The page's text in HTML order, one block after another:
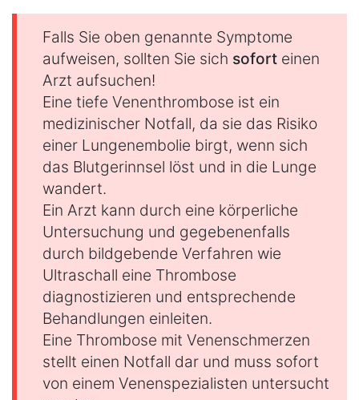
Falls Sie oben genannte Symptome
aufweisen, sollten Sie sich sofort einen
Arzt aufsuchen!
Eine tiefe Venenthrombose ist ein
medizinischer Notfall, da sie das Risiko
einer Lungenembolie birgt, wenn sich
das Blutgerinnsel löst und in die Lunge
wandert.
Ein Arzt kann durch eine körperliche
Untersuchung und gegebenenfalls
durch bildgebende Verfahren wie
Ultraschall eine Thrombose
diagnostizieren und entsprechende
Behandlungen einleiten.
Eine Thrombose mit Venenschmerzen
stellt einen Notfall dar und muss sofort
von einem Venenspezialisten untersucht